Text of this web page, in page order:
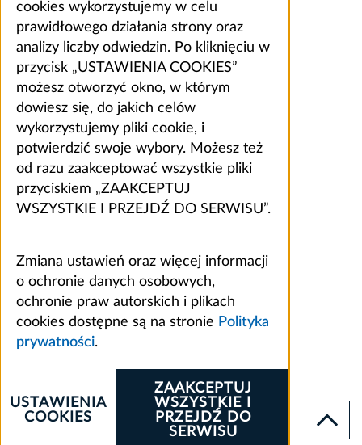
cookies wykorzystujemy w celu
prawidłowego działania strony oraz
analizy liczby odwiedzin. Po kliknięciu w
przycisk „USTAWIENIA COOKIES”
możesz otworzyć okno, w którym
dowiesz się, do jakich celów
wykorzystujemy pliki cookie, i
potwierdzić swoje wybory. Możesz też
od razu zaakceptować wszystkie pliki
przyciskiem „ZAAKCEPTUJ
WSZYSTKIE I PRZEJDŹ DO SERWISU”.
Zmiana ustawień oraz więcej informacji
o ochronie danych osobowych,
ochronie praw autorskich i plikach
cookies dostępne są na stronie Polityka
prywatności.
ZAAKCEPTUJ
WSZYSTKIE I
PRZEJDŹ DO
SERWISU
USTAWIENIA
COOKIES